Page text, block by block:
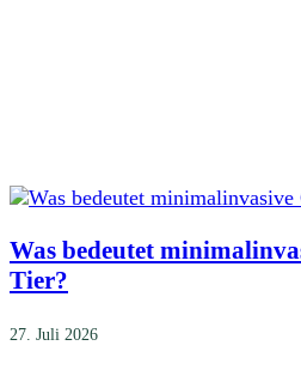
Was bedeutet
Tier?
27. Juli 2026